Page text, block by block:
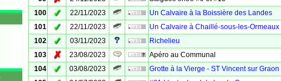
100
✓ 22/11/2023
Un Calvaire à la Boissière des Landes
101
✓ 22/11/2023
Un Calvaire à Chaillé-sous-les-Ormeaux
102
✓ 03/11/2023
Richelieu
103
✗ 23/08/2023
Apéro au Communal
104
✓ 03/08/2023
Grotte à la Vierge - ST Vincent sur Graon